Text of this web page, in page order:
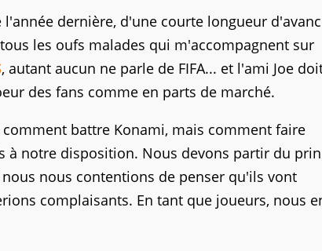
dernière, d'une courte longueur
les oufs malades qui m'accompagnent sur
, autant aucun ne parle de FIFA... et l'ami Joe
des fans comme en parts de marché.
battre Konami, mais comment faire
à notre disposition. Nous devons partir du
nous contentions de penser qu'ils vont
complaisants. En tant que joueurs, nous